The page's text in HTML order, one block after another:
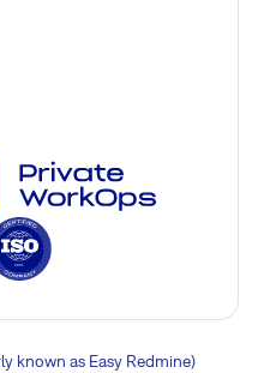
known as Easy Redmine)